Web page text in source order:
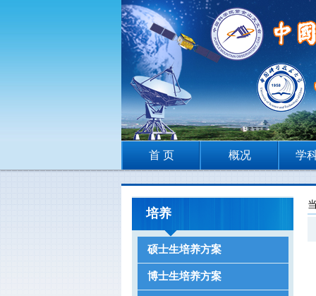
首 页 概况 学
培养
硕士生培养方案
博士生培养方案